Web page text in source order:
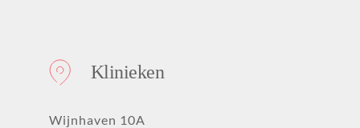
Klinieken
Wijnhaven 10A